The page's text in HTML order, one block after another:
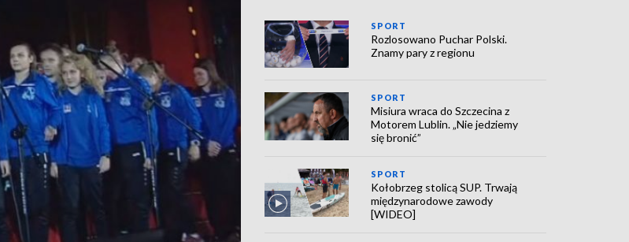
SPORT
Rozlosowano Puchar Polski.
Znamy pary z regionu
SPORT
Misiura wraca do Szczecina z
Motorem Lublin. „Nie jedziemy
się bronić”
SPORT
Kołobrzeg stolicą SUP. Trwają
międzynarodowe zawody
[WIDEO]